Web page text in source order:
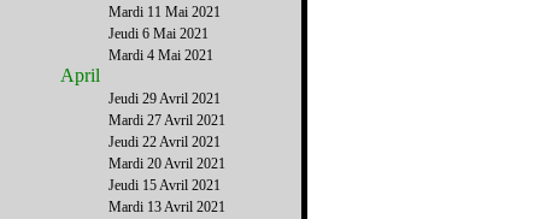
Mardi 11 Mai 2021
Jeudi 6 Mai 2021
Mardi 4 Mai 2021
April
Jeudi 29 Avril 2021
Mardi 27 Avril 2021
Jeudi 22 Avril 2021
Mardi 20 Avril 2021
Jeudi 15 Avril 2021
Mardi 13 Avril 2021